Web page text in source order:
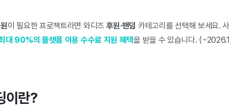
이 필요한 프로젝트라면 와디즈 후원·팬덤 카테고리를 선택해 보세요.
대 90%의 플랫폼 이용 수수료 지원 혜택을 받을 수 있습니다.
이란?